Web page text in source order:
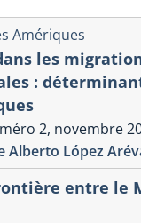
Amériques
les
:
2, novembre
Alberto López
entre le